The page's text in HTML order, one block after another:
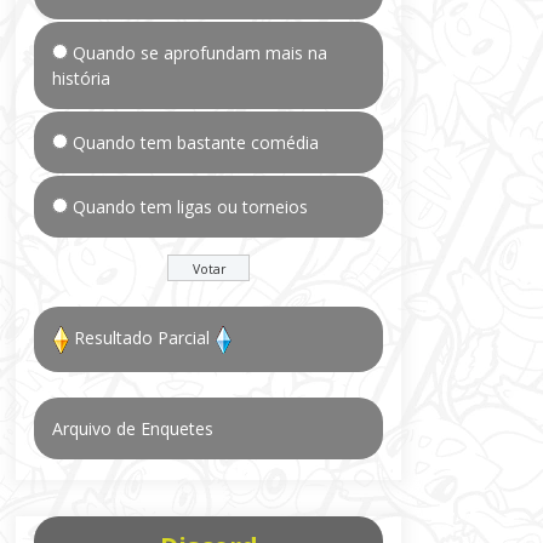
Quando se aprofundam mais na
história
Quando tem bastante comédia
Quando tem ligas ou torneios
Resultado Parcial
Arquivo de Enquetes